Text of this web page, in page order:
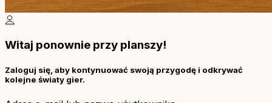
Witaj ponownie przy planszy!
Zaloguj się, aby kontynuować swoją przygodę i odkrywać
kolejne światy gier.